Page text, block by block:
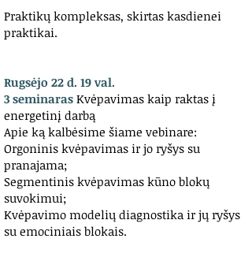
Praktikų kompleksas, skirtas kasdienei
praktikai.
Rugsėjo 22 d. 19 val.
3 seminaras Kvėpavimas kaip raktas į
energetinį darbą
Apie ką kalbėsime šiame vebinare:
Orgoninis kvėpavimas ir jo ryšys su
pranajama;
Segmentinis kvėpavimas kūno blokų
suvokimui;
Kvėpavimo modelių diagnostika ir jų ryšys
su emociniais blokais.